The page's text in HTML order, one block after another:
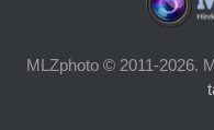
MLZphoto © 2011-2026.